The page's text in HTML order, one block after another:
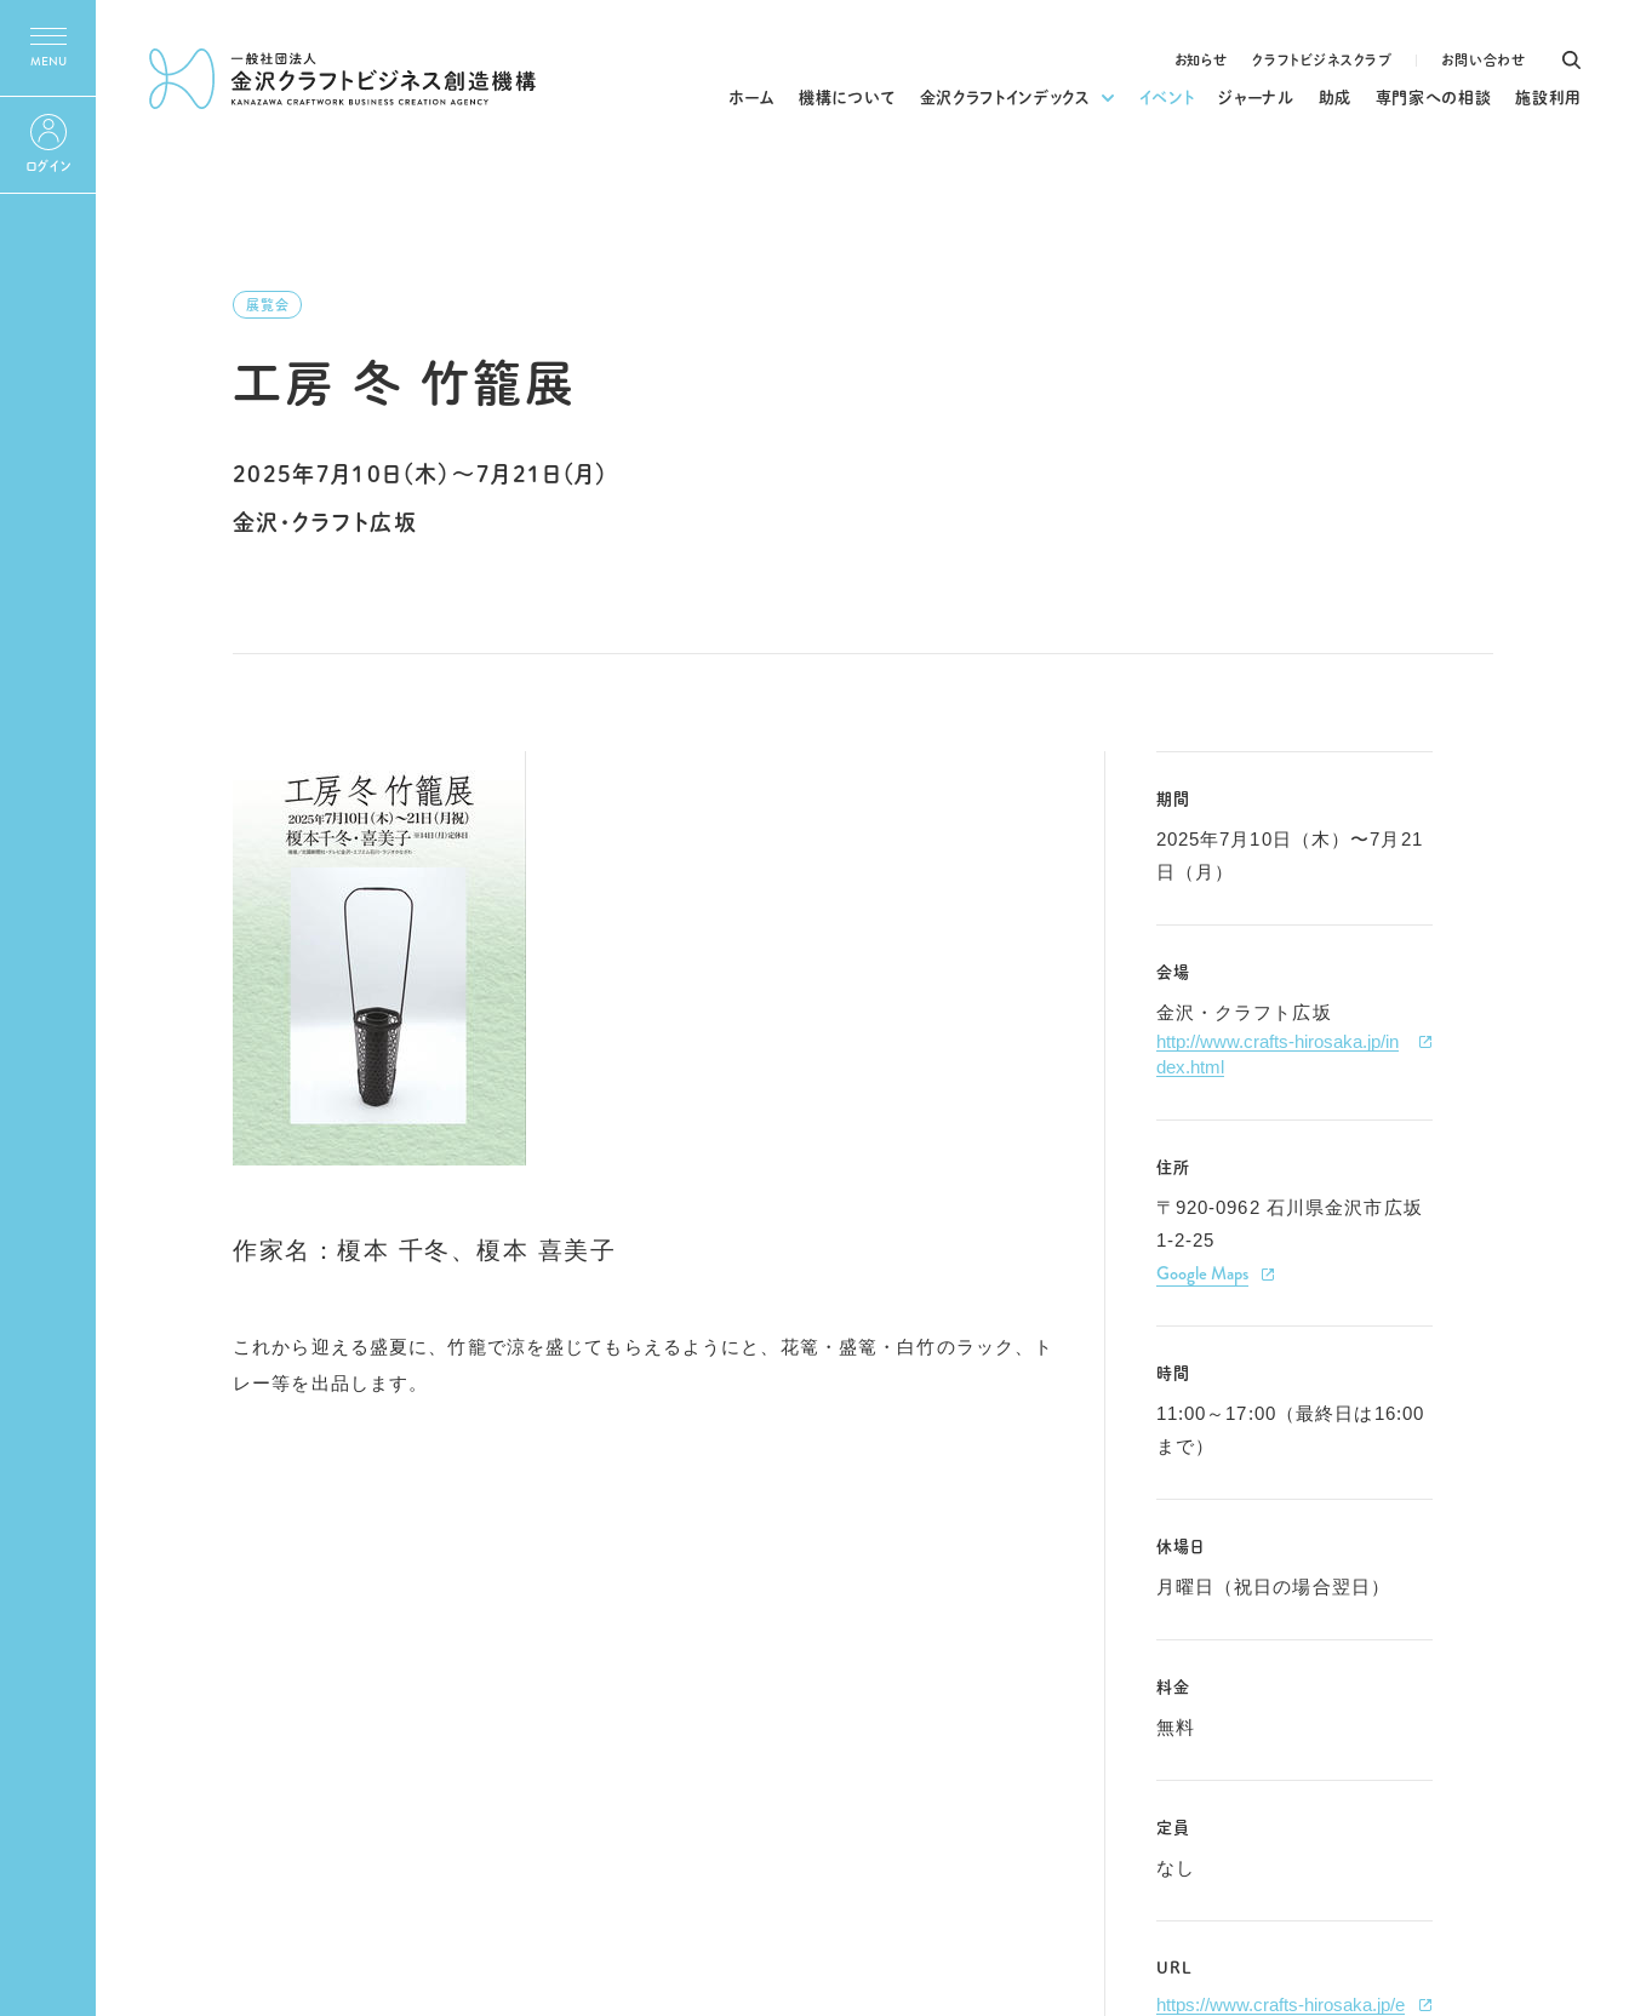
お知らせ クラフトビジネスクラブ お問い合わせ
ホーム 機構について 金沢クラフトインデックス イベント ジャーナル 助成 専門家への相談 施設利用
ログイン
工房 冬 竹籠展
展覧会
2025年7月10日（木）〜7月21日（月）
金沢・クラフト広坂
作家名：榎本 千冬、榎本 喜美子
これから迎える盛夏に、竹籠で涼を盛じてもらえるようにと、花篭・盛篭・白竹のラック、ト
レー等を出品します。
期間
2025年7月10日（木）〜7月21
日（月）
会場
金沢・クラフト広坂
http://www.crafts-hirosaka.jp/in
dex.html
住所
〒920-0962 石川県金沢市広坂
1-2-25
Google Maps
時間
11:00～17:00（最終日は16:00
まで）
休場日
月曜日（祝日の場合翌日）
料金
無料
定員
なし
URL
https://www.crafts-hirosaka.jp/e